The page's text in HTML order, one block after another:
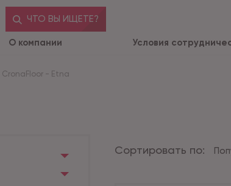
ЧТО ВЫ ИЩЕТЕ?
О компании Условия
CronaFloor - Etna
Сортировать по: